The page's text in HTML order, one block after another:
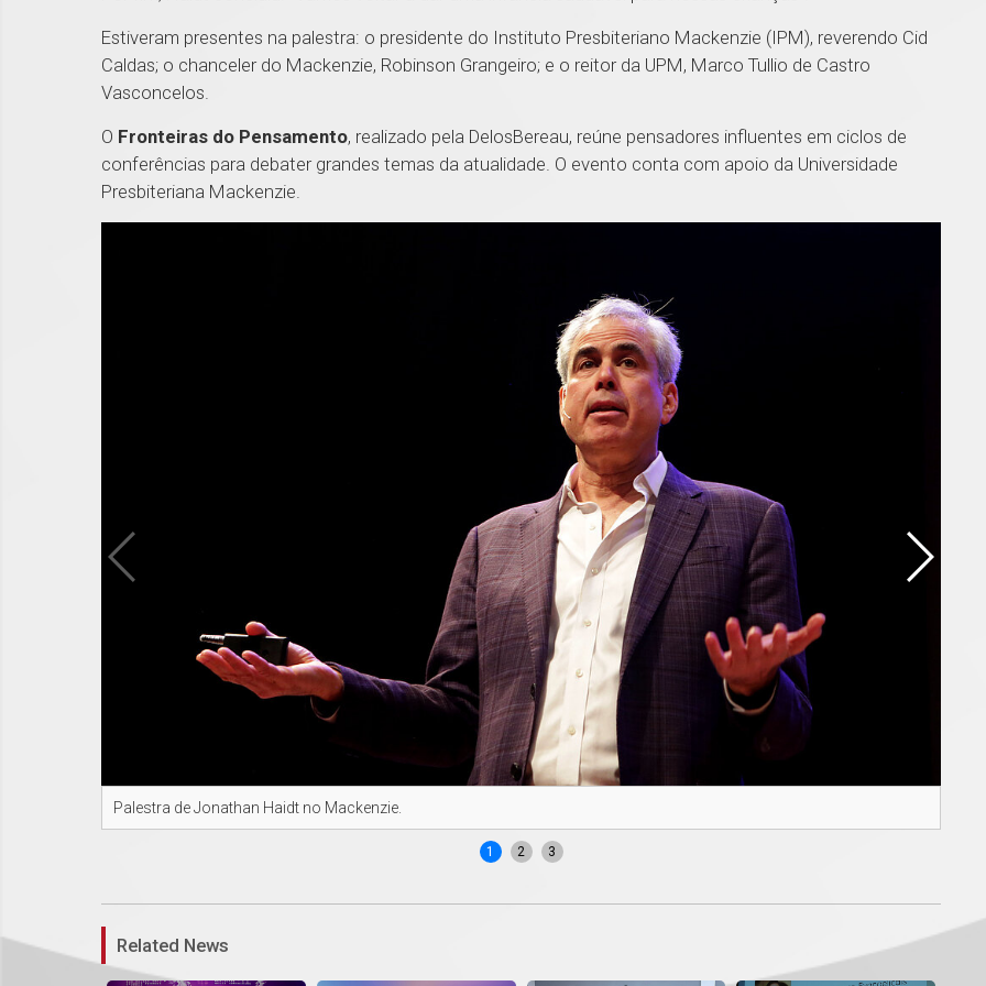
Estiveram presentes na palestra: o presidente do Instituto Presbiteriano Mackenzie (IPM), reverendo Cid
Caldas; o chanceler do Mackenzie, Robinson Grangeiro; e o reitor da UPM, Marco Tullio de Castro
Vasconcelos.
O Fronteiras do Pensamento, realizado pela DelosBereau, reúne pensadores influentes em ciclos de
conferências para debater grandes temas da atualidade. O evento conta com apoio da Universidade
Presbiteriana Mackenzie.
Palestra de Jonathan Haidt no Mackenzie.
1 2 3
Related News